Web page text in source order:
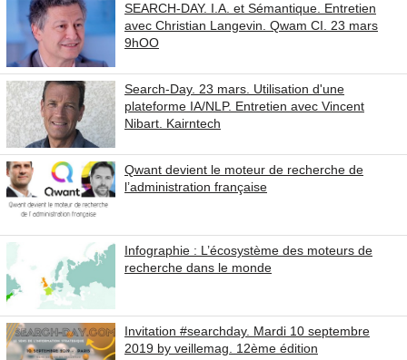
SEARCH-DAY. I.A. et Sémantique. Entretien
avec Christian Langevin. Qwam CI. 23 mars
9hOO
Search-Day. 23 mars. Utilisation d'une
plateforme IA/NLP. Entretien avec Vincent
Nibart. Kairntech
Qwant devient le moteur de recherche de
l’administration française
Infographie : L’écosystème des moteurs de
recherche dans le monde
Invitation #searchday. Mardi 10 septembre
2019 by veillemag. 12ème édition